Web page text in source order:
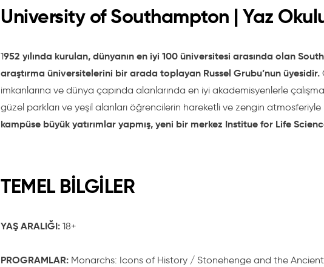
University of Southampton | Yaz
1952 yılında kurulan, dünyanın en iyi 100 üniversitesi arasında olan
araştırma üniversitelerini bir arada toplayan Russel Grubu’nun üyesidir.
imkanlarına ve dünya çapında alanlarında en iyi akademisyenlerle
güzel parkları ve yeşil alanları öğrencilerin hareketli ve zengin atmosferiyle
kampüse büyük yatırımlar yapmış, yeni bir merkez Institue for Life
TEMEL BİLGİLER
YAŞ ARALIĞI: 18+
PROGRAMLAR: Monarchs: Icons of History / Stonehenge and the